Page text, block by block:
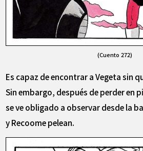
(Cuento 272)
Es capaz de encontrar a Vegeta sin
Sin embargo, después de perder en
se ve obligado a observar desde la
y Recoome pelean.